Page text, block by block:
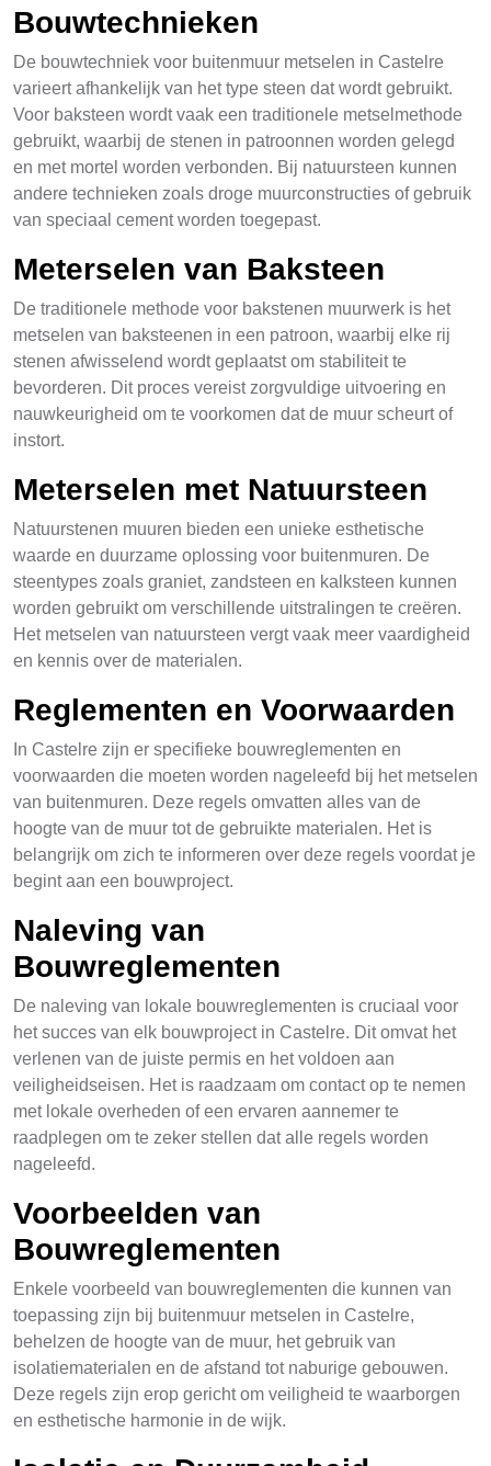
Bouwtechnieken
De bouwtechniek voor buitenmuur metselen in Castelre
varieert afhankelijk van het type steen dat wordt gebruikt.
Voor baksteen wordt vaak een traditionele metselmethode
gebruikt, waarbij de stenen in patroonnen worden gelegd
en met mortel worden verbonden. Bij natuursteen kunnen
andere technieken zoals droge muurconstructies of gebruik
van speciaal cement worden toegepast.
Meterselen van Baksteen
De traditionele methode voor bakstenen muurwerk is het
metselen van baksteenen in een patroon, waarbij elke rij
stenen afwisselend wordt geplaatst om stabiliteit te
bevorderen. Dit proces vereist zorgvuldige uitvoering en
nauwkeurigheid om te voorkomen dat de muur scheurt of
instort.
Meterselen met Natuursteen
Natuurstenen muuren bieden een unieke esthetische
waarde en duurzame oplossing voor buitenmuren. De
steentypes zoals graniet, zandsteen en kalksteen kunnen
worden gebruikt om verschillende uitstralingen te creëren.
Het metselen van natuursteen vergt vaak meer vaardigheid
en kennis over de materialen.
Reglementen en Voorwaarden
In Castelre zijn er specifieke bouwreglementen en
voorwaarden die moeten worden nageleefd bij het metselen
van buitenmuren. Deze regels omvatten alles van de
hoogte van de muur tot de gebruikte materialen. Het is
belangrijk om zich te informeren over deze regels voordat je
begint aan een bouwproject.
Naleving van
Bouwreglementen
De naleving van lokale bouwreglementen is cruciaal voor
het succes van elk bouwproject in Castelre. Dit omvat het
verlenen van de juiste permis en het voldoen aan
veiligheidseisen. Het is raadzaam om contact op te nemen
met lokale overheden of een ervaren aannemer te
raadplegen om te zeker stellen dat alle regels worden
nageleefd.
Voorbeelden van
Bouwreglementen
Enkele voorbeeld van bouwreglementen die kunnen van
toepassing zijn bij buitenmuur metselen in Castelre,
behelzen de hoogte van de muur, het gebruik van
isolatiematerialen en de afstand tot naburige gebouwen.
Deze regels zijn erop gericht om veiligheid te waarborgen
en esthetische harmonie in de wijk.